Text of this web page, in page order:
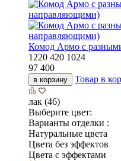
Комод Армо с
1220 420 1024
97 400
в корзину Товар в
лак (46)
Выберите цвет:
Варианты отделки :
Натуральные цвета
Цвета без эффектов
Цвета с эффектами